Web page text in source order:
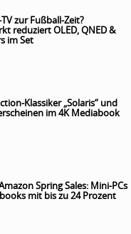
TV zur Fußball-Zeit?
reduziert OLED, QNED &
im Set
Klassiker „Solaris“ und
im 4K Mediabook
Spring Sales: Mini-PCs
mit bis zu 24 Prozent